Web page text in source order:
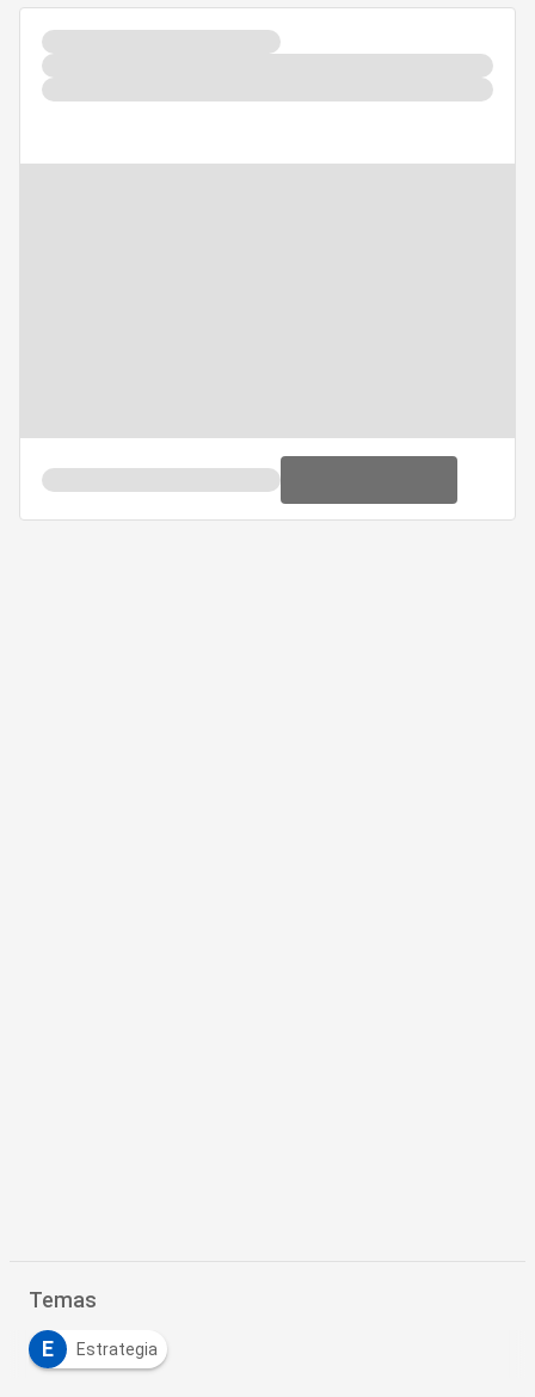
Temas
E Estrategia